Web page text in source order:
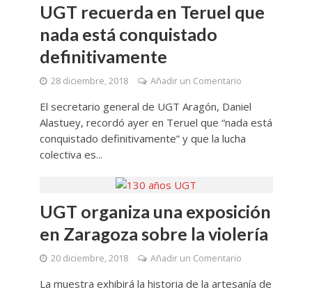
UGT recuerda en Teruel que
nada está conquistado
definitivamente
28 diciembre, 2018 Añadir un Comentario
El secretario general de UGT Aragón, Daniel
Alastuey, recordó ayer en Teruel que “nada está
conquistado definitivamente” y que la lucha
colectiva es...
UGT organiza una exposición
en Zaragoza sobre la violería
20 diciembre, 2018 Añadir un Comentario
La muestra exhibirá la historia de la artesanía de